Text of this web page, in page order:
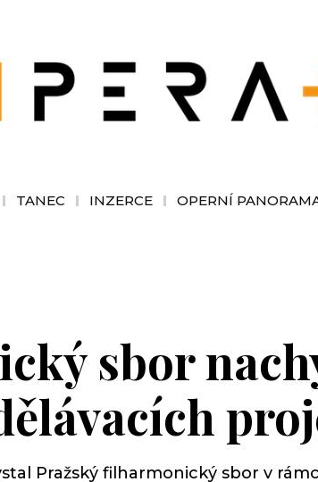
TANEC INZERCE OPERNÍ
sbor
Pražský filharmonický sbor v